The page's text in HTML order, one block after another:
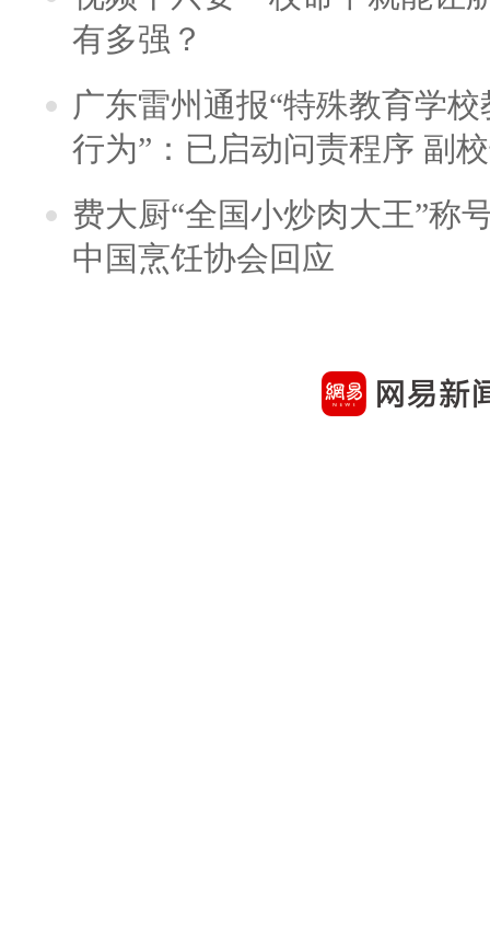
有多强？
广东雷州通报“特殊教育学
行为”：已启动问责程序 副
费大厨“全国小炒肉大王”称
中国烹饪协会回应